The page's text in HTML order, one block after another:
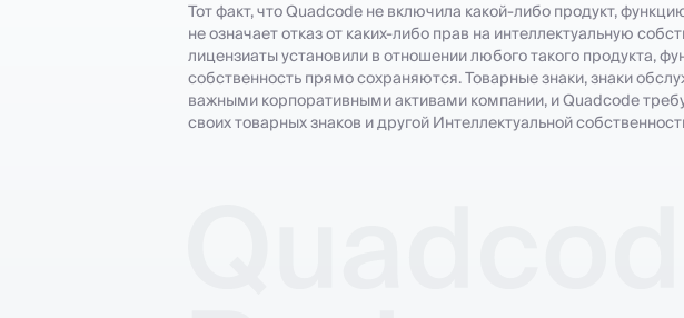
Тот факт, что Quadcode не включила какой-либо продукт,
не означает отказ от каких-либо прав на интеллектуальную
лицензиаты установили в отношении любого такого продукта,
собственность прямо сохраняются. Товарные знаки, знаки
важными корпоративными активами компании, и Quadcode
своих товарных знаков и другой Интеллектуальной